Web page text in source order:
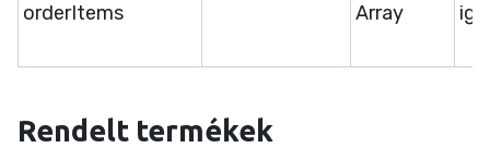
orderItems Array
Rendelt termékek